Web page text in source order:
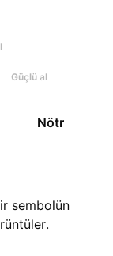
Güçlü al
Nötr
sembolün